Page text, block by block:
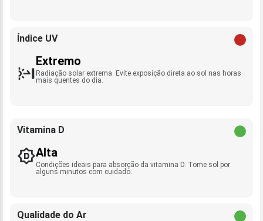
Índice UV
Extremo
Radiação solar extrema. Evite exposição direta ao sol nas horas
mais quentes do dia.
Vitamina D
Alta
Condições ideais para absorção da vitamina D. Tome sol por
alguns minutos com cuidado.
Qualidade do Ar